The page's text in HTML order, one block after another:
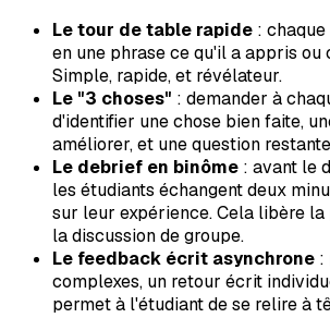
Le tour de table rapide :
en une phrase ce qu'il a appris ou
Simple, rapide, et révélateur.
Le "3 choses" : demander à
d'identifier une chose bien faite,
améliorer, et une question
Le debrief en binôme : avant le
les étudiants échangent deux
sur leur expérience. Cela libère
la discussion de groupe.
Le feedback écrit asynchrone :
complexes, un retour écrit
permet à l'étudiant de se relire à